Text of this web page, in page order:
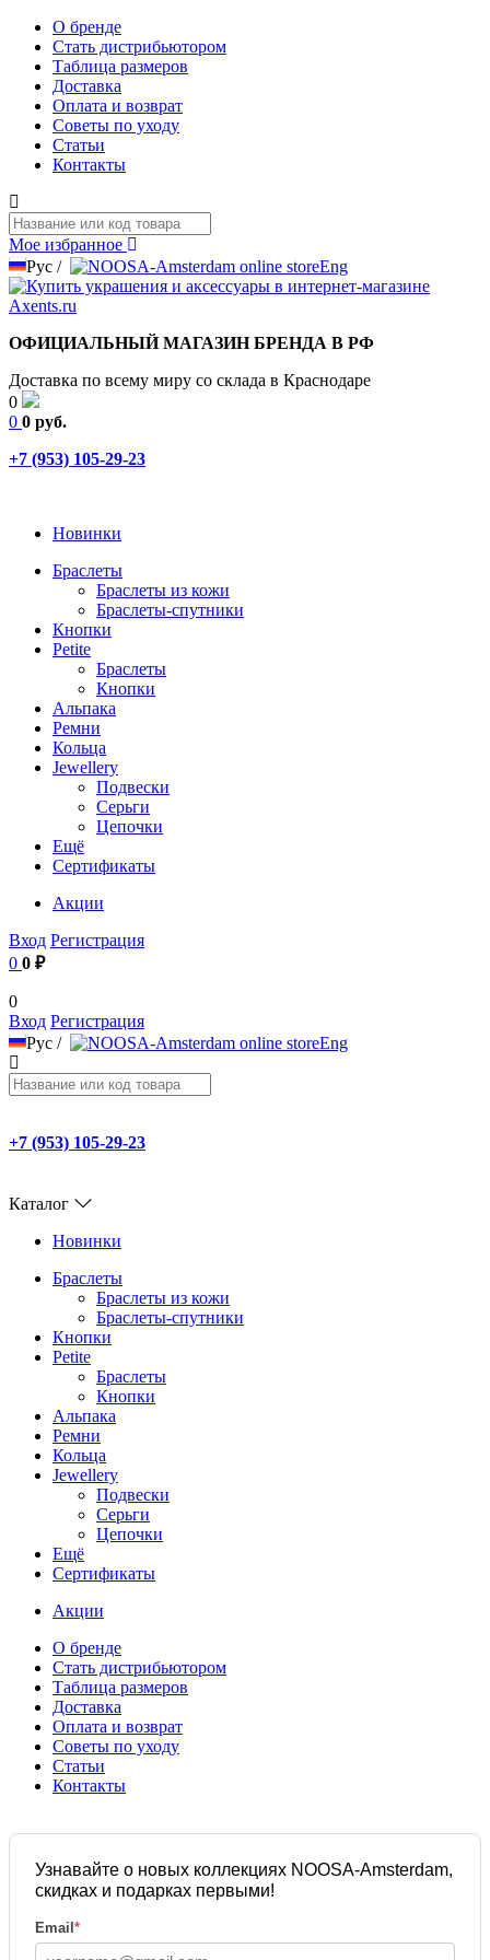
О бренде
Стать дистрибьютором
Таблица размеров
Доставка
Оплата и возврат
Советы по уходу
Статьи
Контакты
Мое избранное
Рус / Eng
ОФИЦИАЛЬНЫЙ МАГАЗИН БРЕНДА В РФ
Доставка по всему миру со склада в Краснодаре
0
0 0 руб.
+7 (953) 105-29-23
Новинки
Браслеты
Браслеты из кожи
Браслеты-спутники
Кнопки
Petite
Браслеты
Кнопки
Альпака
Ремни
Кольца
Jewellery
Подвески
Серьги
Цепочки
Ещё
Сертификаты
Акции
Вход Регистрация
0 0 ₽
0
Вход Регистрация
Рус / Eng
+7 (953) 105-29-23
Каталог
Новинки
Браслеты
Браслеты из кожи
Браслеты-спутники
Кнопки
Petite
Браслеты
Кнопки
Альпака
Ремни
Кольца
Jewellery
Подвески
Серьги
Цепочки
Ещё
Сертификаты
Акции
О бренде
Стать дистрибьютором
Таблица размеров
Доставка
Оплата и возврат
Советы по уходу
Статьи
Контакты
Узнавайте о новых коллекциях NOOSA-Amsterdam,
скидках и подарках первыми!
Email *